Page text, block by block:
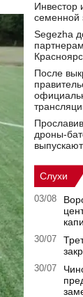
Инвестор
семенной
Segezha
После
дроны-
Слухи
03/08
30/07
30/07